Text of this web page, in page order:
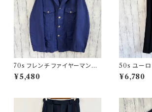
70s フレンチ ファイヤーマンジ
ャケット ワークジャケット ヴィン
テージ
¥5,480
50s ユーロ
ウールパン
スパンツ
¥6,780